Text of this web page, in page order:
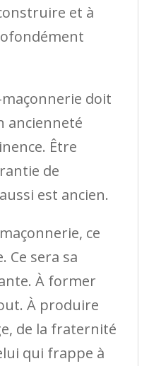
et à
doit
ancienneté
Être
de
est ancien.
ce
Ce sera sa
À former
À produire
de la fraternité
qui frappe à